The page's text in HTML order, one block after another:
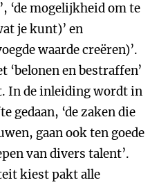
‘de mogelijkheid om te
je kunt)’ en
waarde creëren)’.
en bestraffen’
In de inleiding wordt in
gedaan, ‘de zaken die
gaan ook ten goede
van divers talent’.
kiest pakt alle